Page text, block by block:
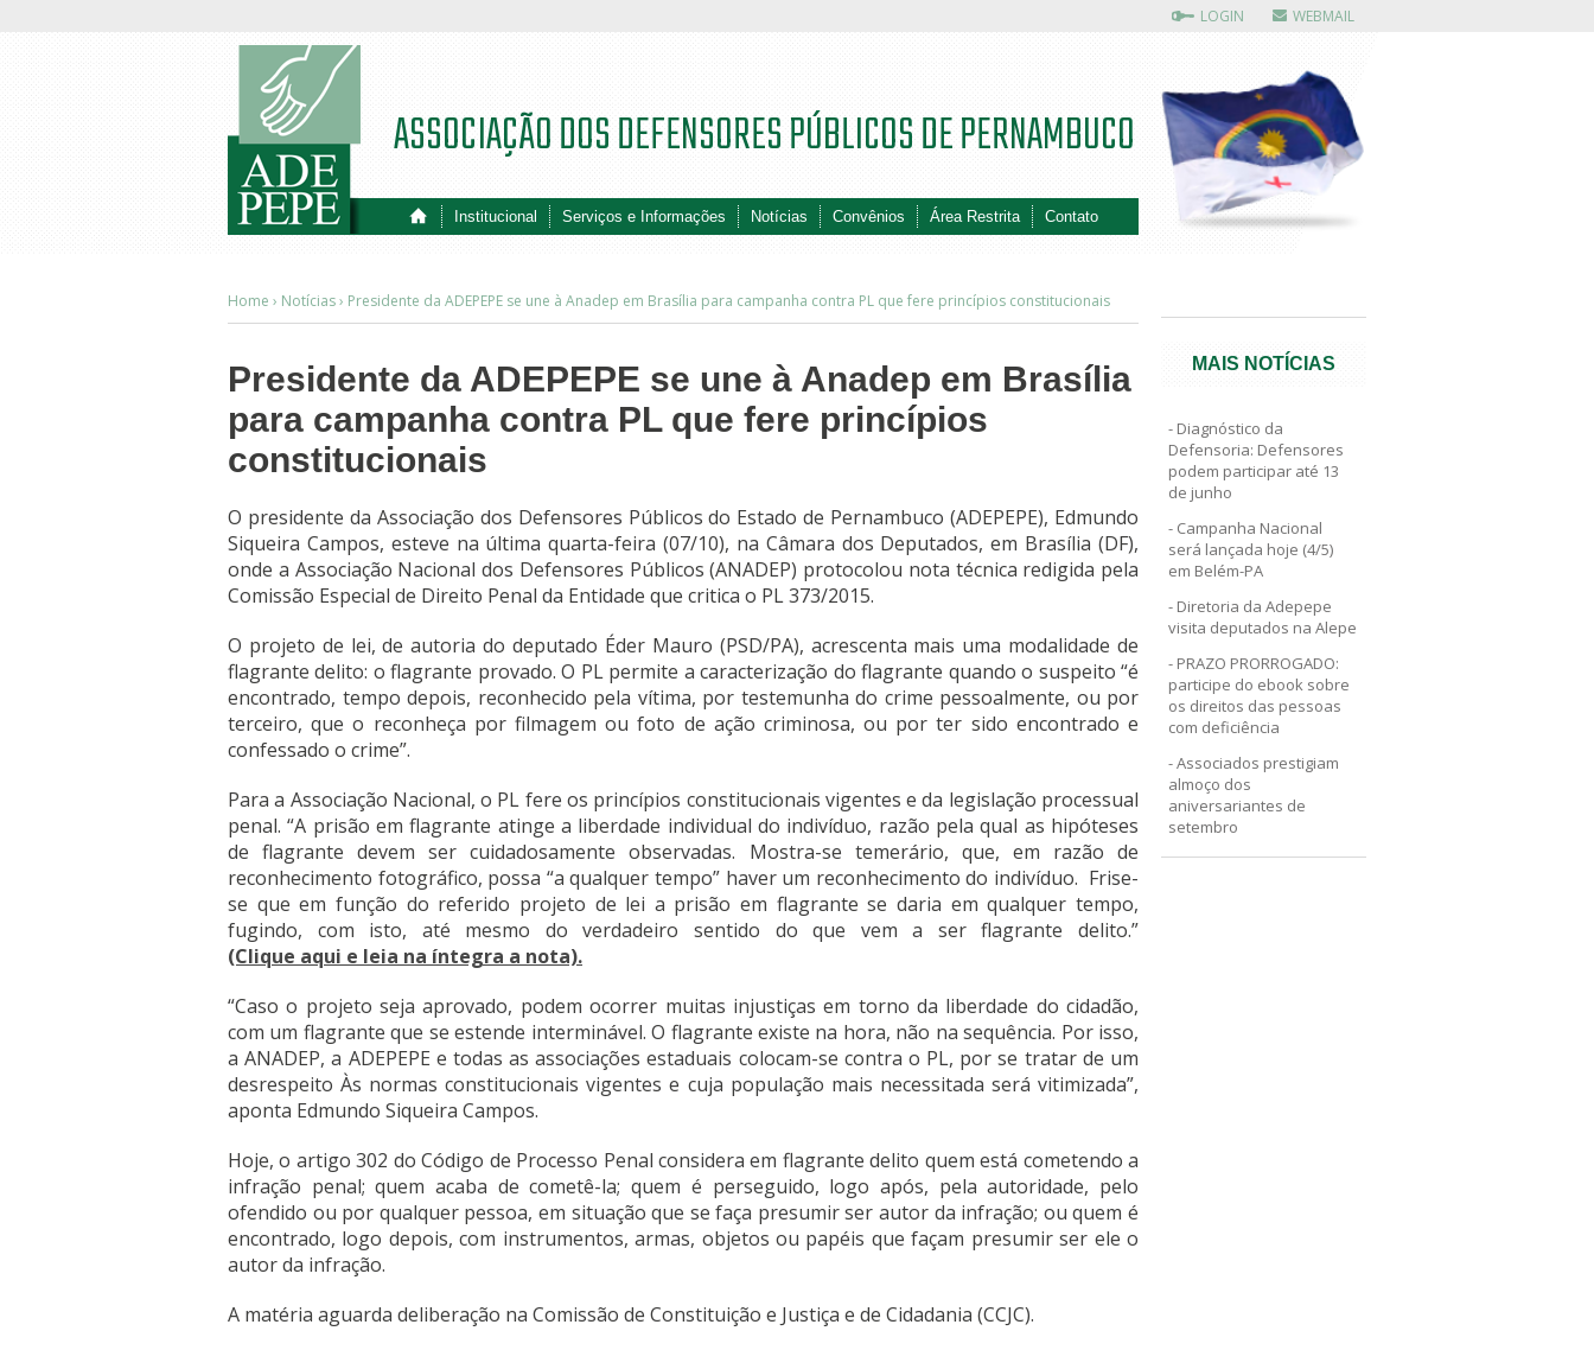
LOGIN WEBMAIL
Institucional Serviços e Informações Notícias Convênios Área Restrita Contato
ASSOCIAÇÃO DOS DEFENSORES PÚBLICOS DE PERNAMBUCO
Home › Notícias› Presidente da ADEPEPE se une à Anadep em Brasília para campanha contra PL que fere princípios constitucionais
Presidente da ADEPEPE se une à Anadep em Brasília
para campanha contra PL que fere princípios
constitucionais
O presidente da Associação dos Defensores Públicos do Estado de Pernambuco (ADEPEPE), Edmundo
Siqueira Campos, esteve na última quarta-feira (07/10), na Câmara dos Deputados, em Brasília (DF),
onde a Associação Nacional dos Defensores Públicos (ANADEP) protocolou nota técnica redigida pela
Comissão Especial de Direito Penal da Entidade que critica o PL 373/2015.
O projeto de lei, de autoria do deputado Éder Mauro (PSD/PA), acrescenta mais uma modalidade de
flagrante delito: o flagrante provado. O PL permite a caracterização do flagrante quando o suspeito “é
encontrado, tempo depois, reconhecido pela vítima, por testemunha do crime pessoalmente, ou por
terceiro, que o reconheça por filmagem ou foto de ação criminosa, ou por ter sido encontrado e
confessado o crime”.
Para a Associação Nacional, o PL fere os princípios constitucionais vigentes e da legislação processual
penal. “A prisão em flagrante atinge a liberdade individual do indivíduo, razão pela qual as hipóteses
de flagrante devem ser cuidadosamente observadas. Mostra-se temerário, que, em razão de
reconhecimento fotográfico, possa “a qualquer tempo” haver um reconhecimento do indivíduo. Frise-
se que em função do referido projeto de lei a prisão em flagrante se daria em qualquer tempo,
fugindo, com isto, até mesmo do verdadeiro sentido do que vem a ser flagrante delito.”
(Clique aqui e leia na íntegra a nota).
“Caso o projeto seja aprovado, podem ocorrer muitas injustiças em torno da liberdade do cidadão,
com um flagrante que se estende interminável. O flagrante existe na hora, não na sequência. Por isso,
a ANADEP, a ADEPEPE e todas as associações estaduais colocam-se contra o PL, por se tratar de um
desrespeito Às normas constitucionais vigentes e cuja população mais necessitada será vitimizada”,
aponta Edmundo Siqueira Campos.
Hoje, o artigo 302 do Código de Processo Penal considera em flagrante delito quem está cometendo a
infração penal; quem acaba de cometê-la; quem é perseguido, logo após, pela autoridade, pelo
ofendido ou por qualquer pessoa, em situação que se faça presumir ser autor da infração; ou quem é
encontrado, logo depois, com instrumentos, armas, objetos ou papéis que façam presumir ser ele o
autor da infração.
A matéria aguarda deliberação na Comissão de Constituição e Justiça e de Cidadania (CCJC).
MAIS NOTÍCIAS
Diagnóstico da
Defensoria: Defensores
podem participar até 13
de junho
Campanha Nacional
será lançada hoje (4/5)
em Belém-PA
Diretoria da Adepepe
visita deputados na Alepe
PRAZO PRORROGADO:
participe do ebook sobre
os direitos das pessoas
com deficiência
Associados prestigiam
almoço dos
aniversariantes de
setembro